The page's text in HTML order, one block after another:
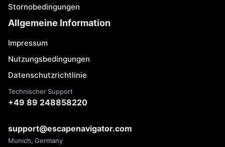
Stornobedingungen
Allgemeine Information
Impressum
Nutzungsbedingungen
Datenschutzrichtlinie
Technischer Support
+49 89 248858220
support@escapenavigator.com
Munich, Germany